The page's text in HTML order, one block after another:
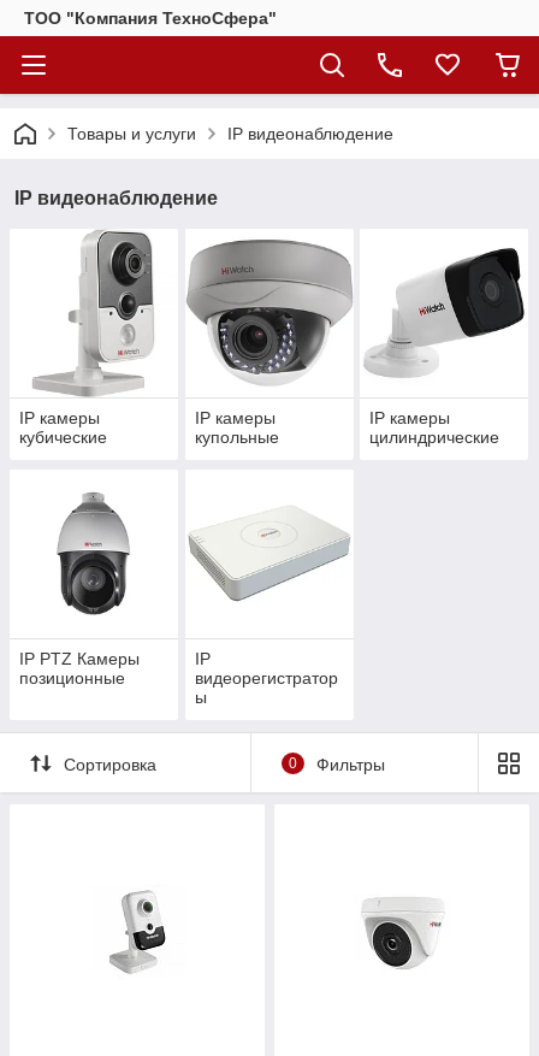
ТОО "Компания ТехноСфера"
Товары и услуги IP видеонаблюдение
IP видеонаблюдение
IP камеры
кубические
IP камеры
купольные
IP камеры
цилиндрические
IP PTZ Камеры
позиционные
IP
видеорегистратор
ы
Сортировка 0 Фильтры